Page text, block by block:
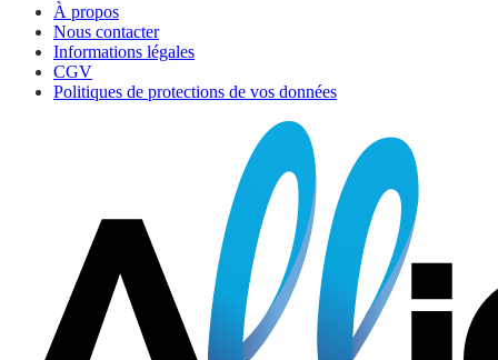
À propos
Nous contacter
Informations légales
CGV
Politiques de protections de vos données